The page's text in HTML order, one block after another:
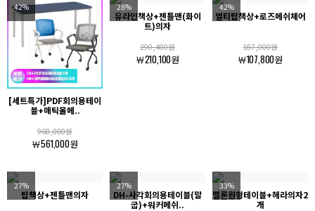
42%
[세트특가]PDF회의용테이
블+매틱올메..
968,000원
￦561,000원
28%
유라인책상+젠틀맨(화이
트)의자
290,400원
￦210,100원
42%
멀티탑책상+로즈메쉬체어
187,000원
￦107,800원
27%
탑책상+젠틀맨의자
27%
DH-사각회의용테이블(말
굽)+워커메쉬..
33%
멜론원형테이블+헤라의자2
개